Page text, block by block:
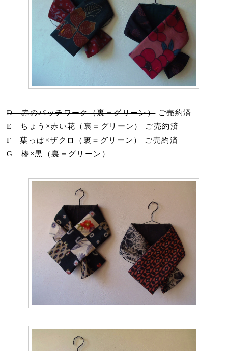
D 赤のパッチワーク（裏＝グリーン）ご売約済
E ちょう×赤い花（裏＝グリーン）ご売約済
F 葉っぱ×ザクロ（裏＝グリーン）ご売約済
G 椿×黒（裏＝グリーン）